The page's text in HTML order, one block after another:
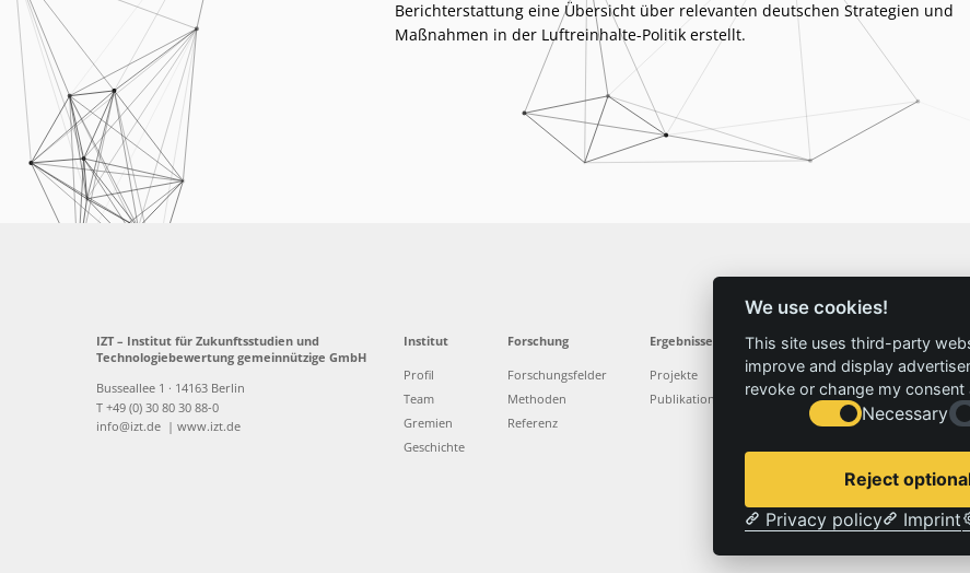
Berichterstattung eine Übersicht über relevanten deutschen Strategien und
Maßnahmen in der Luftreinhalte-Politik erstellt.
We use cookies!
This site uses third-party
improve and display
revoke or change my
Necessary
Reject
Privacy policy
Imprint
IZT – Institut für Zukunftsstudien und
Technologiebewertung gemeinnützige GmbH
Busseallee 1 · 14163 Berlin
T +49 (0) 30 80 30 88-0
info@izt.de | www.izt.de
Institut
Profil
Team
Gremien
Geschichte
Forschung
Forschungsfelder
Methoden
Referenz
Ergebnisse
Projekte
Publikationen
Aktuelles
News
Presse
Service
Standorte
Stellenangebote